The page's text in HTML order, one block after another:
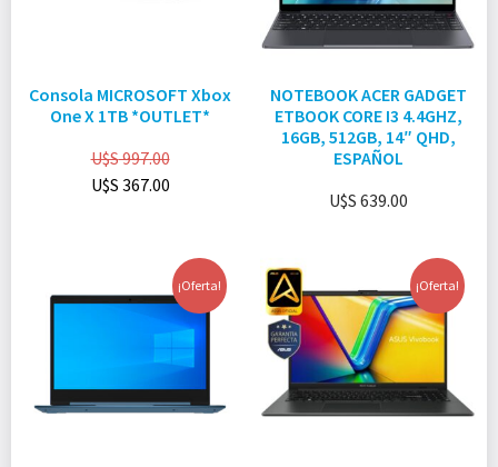
Consola MICROSOFT Xbox
One X 1TB *OUTLET*
U$S997.00
U$S 367.00
NOTEBOOK ACER GADGET
ETBOOK CORE I3 4.4GHZ,
16GB, 512GB, 14″ QHD,
ESPAÑOL
U$S 639.00
¡Oferta! ¡Oferta!